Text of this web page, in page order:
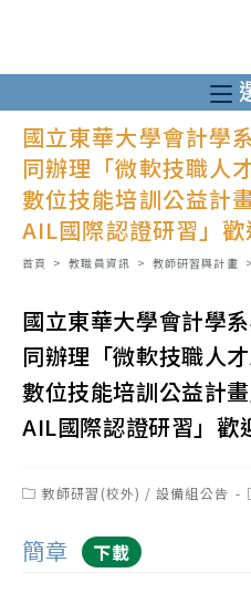
至
主
容
國立東華大學會計學
同辦理「微軟技職
數位技能培訓公益計
AIL國際認證研習」歡
首頁 > 教職員資訊 > 教師研習與計畫 >
國立東華大學會計學
同辦理「微軟技職人
數位技能培訓公益計
AIL國際認證研習」歡
Post教師研習(校外) / 設備組公告
簡章 下載